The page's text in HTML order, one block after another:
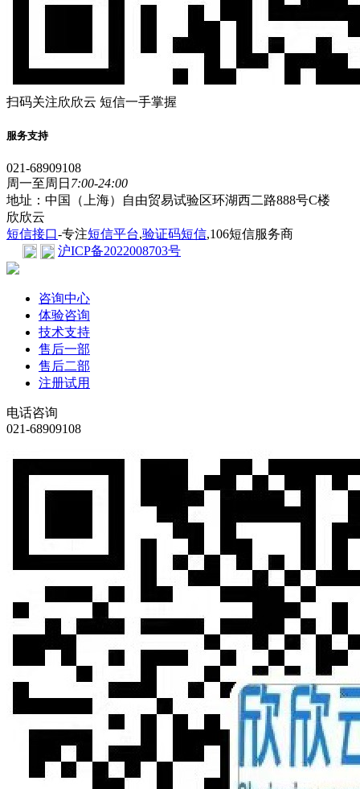
扫码关注欣欣云 短信一手掌握
服务支持
021-68909108
周一至周日 7:00-24:00
地址：中国（上海）自由贸易试验区环湖西二路888号C楼
欣欣云
短信接口-专注短信平台,验证码短信,106短信服务商
沪ICP备2022008703号
咨询中心
体验咨询
技术支持
售后一部
售后二部
注册试用
电话咨询
021-68909108